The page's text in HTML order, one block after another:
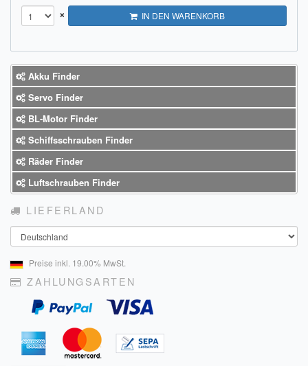
× IN DEN WARENKORB
Akku Finder
Servo Finder
BL-Motor Finder
Schiffsschrauben Finder
Räder Finder
Luftschrauben Finder
LIEFERLAND
Land
Preise inkl. 19.00% MwSt.
ZAHLUNGSARTEN